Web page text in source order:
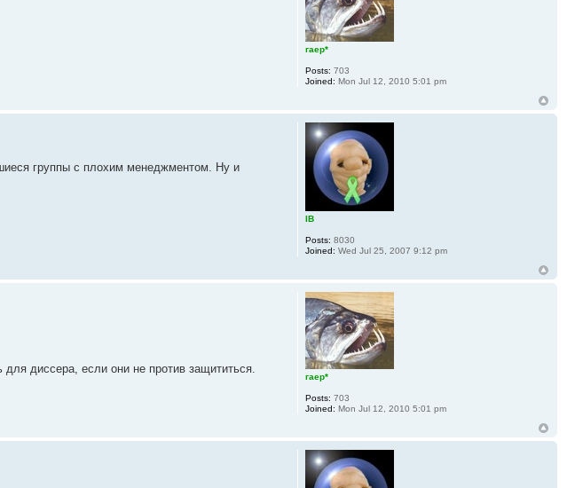
гаер*
Posts: 703
Joined: Mon Jul 12, 2010 5:01 pm
группы с плохим менеджментом. Ну и
IB
Posts: 8030
Joined: Wed Jul 25, 2007 9:12 pm
диссера, если они не против защититься.
гаер*
Posts: 703
Joined: Mon Jul 12, 2010 5:01 pm